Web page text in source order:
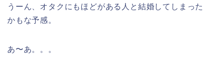
うーん、オタクにもほどがある人と結婚してしまった
かもな予感。
あ〜あ。。。